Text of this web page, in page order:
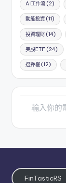
AI工作流 (2)
動能投資 (11)
投資理財 (14)
美股ETF (24)
選擇權 (12)
輸入你的電子郵件地址…
FinTasticRS